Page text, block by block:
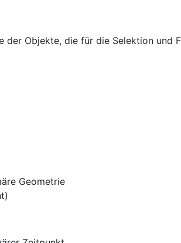
Objekte, die für die Selektion und
Geometrie